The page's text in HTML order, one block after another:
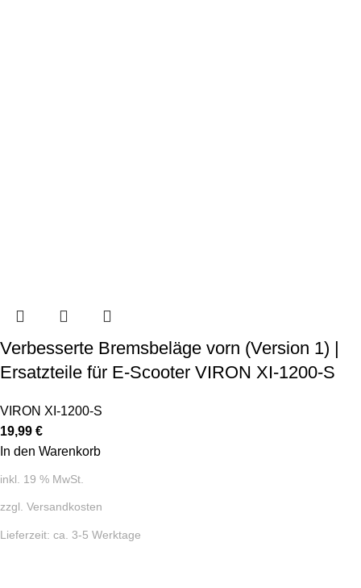
Verbesserte Bremsbeläge vorn (Version 1) |
Ersatzteile für E-Scooter VIRON XI-1200-S
VIRON XI-1200-S
19,99 €
In den Warenkorb
inkl. 19 % MwSt.
zzgl. Versandkosten
Lieferzeit: ca. 3-5 Werktage